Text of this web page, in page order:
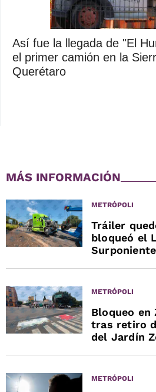
Así fue la llegada de "El
el primer camión en la
Querétaro
MÁS INFORMACIÓN
METRÓPOLI
Tráiler
bloqueó el
Surponiente
METRÓPOLI
Bloqueo en
tras retiro
del Jardín
METRÓPOLI